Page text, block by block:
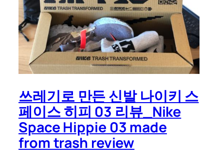
쓰레기로 만든 신발 나이키 스
페이스 히피 03 리뷰_Nike
Space Hippie 03 made
from trash review